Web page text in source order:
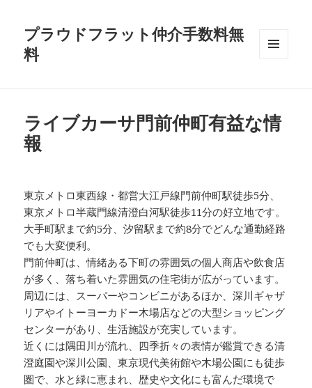
プラウドフラット仲介手数料無
料
ライブカーサ門前仲町有益な情
報
東京メトロ東西線・都営大江戸線門前仲町駅徒歩5分、
東京メトロ半蔵門線清澄白河駅徒歩11分の好立地です。
大手町駅まで約5分、汐留駅まで約8分でどんな通勤経路
でも大変便利。
門前仲町は、情緒ある下町の雰囲気の個人商店や飲食店
が多く、落ち着いた雰囲気の住宅街が広がっています。
周辺には、スーパーやコンビニがあるほか、深川ギャザ
リアやイトーヨーカドー木場店などの大型ショッピング
センターがあり、生活施設が充実しています。
近くには隅田川が流れ、四季折々の表情が鑑賞できる清
澄庭園や深川公園、東京現代美術館や木場公園にも徒歩
圏で、水と緑に恵まれ、歴史や文化にも富んだ環境で